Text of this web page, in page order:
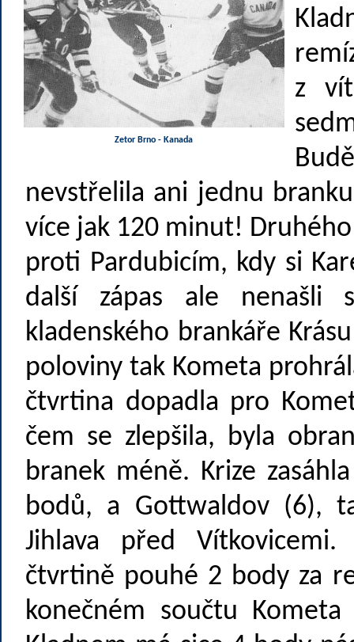
Zetor Brno - Kanada
z
nevstřelila ani jednu
více jak 120 minut!
proti Pardubicím, kdy si
další zápas ale nenašli
kladenského brankáře
poloviny tak Kometa
čtvrtina dopadla pro
čem se zlepšila, byla
branek méně. Krize
bodů, a Gottwaldov (6),
Jihlava před
čtvrtině pouhé 2 body za
konečném součtu